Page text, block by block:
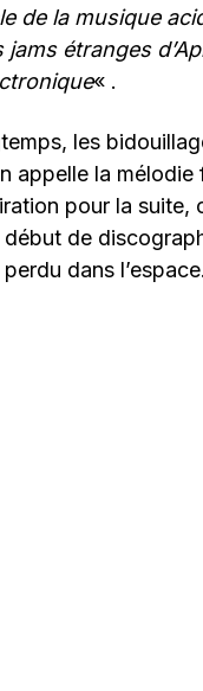
de la musique
étranges
« .
les
appelle la mélodie
pour la suite,
début de
dans l’espace.